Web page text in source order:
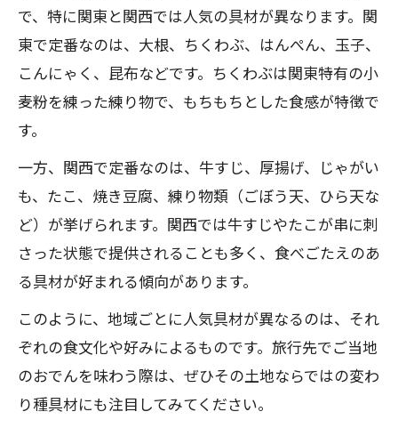
で、特に関東と関西では人気の具材が異なります。関
東で定番なのは、大根、ちくわぶ、はんぺん、玉子、
こんにゃく、昆布などです。ちくわぶは関東特有の小
麦粉を練った練り物で、もちもちとした食感が特徴で
す。
一方、関西で定番なのは、牛すじ、厚揚げ、じゃがい
も、たこ、焼き豆腐、練り物類（ごぼう天、ひら天な
ど）が挙げられます。関西では牛すじやたこが串に刺
さった状態で提供されることも多く、食べごたえのあ
る具材が好まれる傾向があります。
このように、地域ごとに人気具材が異なるのは、それ
ぞれの食文化や好みによるものです。旅行先でご当地
のおでんを味わう際は、ぜひその土地ならではの変わ
り種具材にも注目してみてください。